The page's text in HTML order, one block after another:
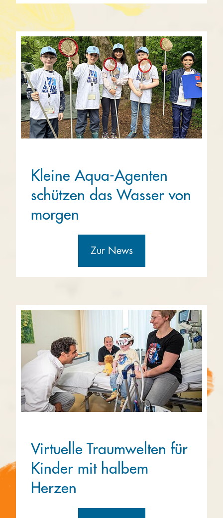
Kleine Aqua-Agenten
schützen das Wasser von
morgen
Zur News
Virtuelle Traumwelten für
Kinder mit halbem
Herzen